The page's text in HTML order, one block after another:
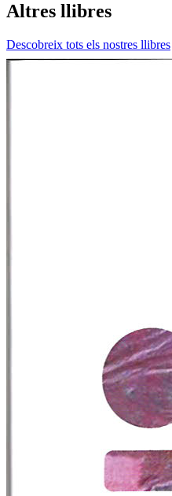
Altres llibres
Descobreix tots els nostres llibres